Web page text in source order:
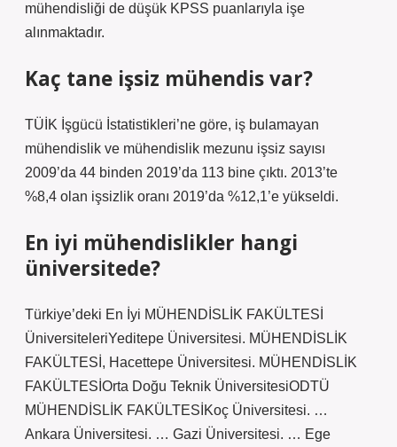
mühendisliği de düşük KPSS puanlarıyla işe
alınmaktadır.
Kaç tane işsiz mühendis var?
TÜİK İşgücü İstatistikleri’ne göre, iş bulamayan
mühendislik ve mühendislik mezunu işsiz sayısı
2009’da 44 binden 2019’da 113 bine çıktı. 2013’te
%8,4 olan işsizlik oranı 2019’da %12,1’e yükseldi.
En iyi mühendislikler hangi
üniversitede?
Türkiye’deki En İyi MÜHENDİSLİK FAKÜLTESİ
ÜniversiteleriYeditepe Üniversitesi. MÜHENDİSLİK
FAKÜLTESİ, Hacettepe Üniversitesi. MÜHENDİSLİK
FAKÜLTESİOrta Doğu Teknik ÜniversitesiODTÜ
MÜHENDİSLİK FAKÜLTESİKoç Üniversitesi. …
Ankara Üniversitesi. … Gazi Üniversitesi. … Ege